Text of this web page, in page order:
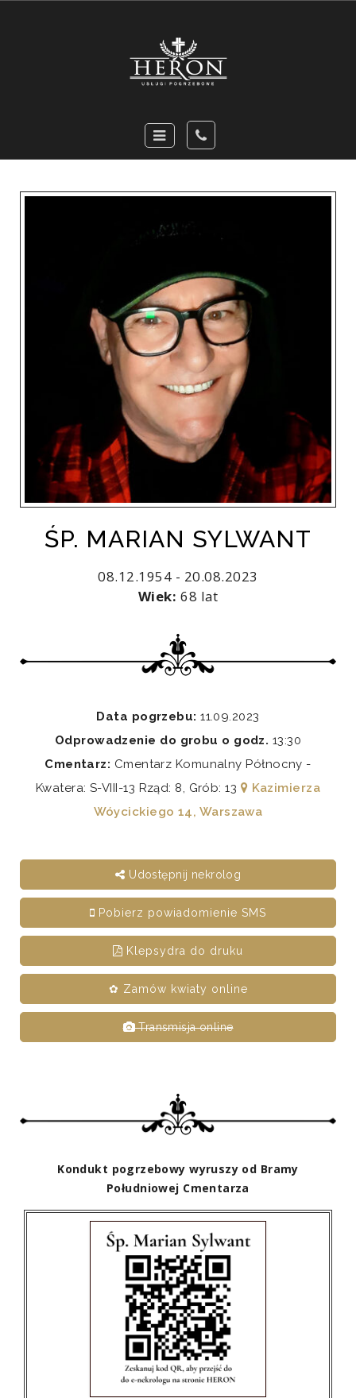
ŚP. MARIAN SYLWANT
08.12.1954 - 20.08.2023
Wiek: 68 lat
Data pogrzebu: 11.09.2023
Odprowadzenie do grobu o godz. 13:30
Cmentarz: Cmentarz Komunalny Północny -
Kwatera: S-VIII-13 Rząd: 8, Grób: 13
Kazimierza
Wóycickiego 14, Warszawa
Udostępnij nekrolog
Pobierz powiadomienie SMS
Klepsydra do druku
✿ Zamów kwiaty online
Transmisja online
Kondukt pogrzebowy wyruszy od Bramy
Południowej Cmentarza